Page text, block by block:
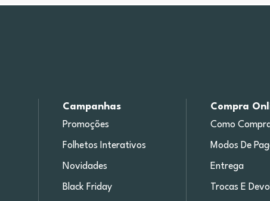
Campanhas
Promoções
Folhetos Interativos
Novidades
Black Friday
Compra
Como
Modos De
Entrega
Trocas E